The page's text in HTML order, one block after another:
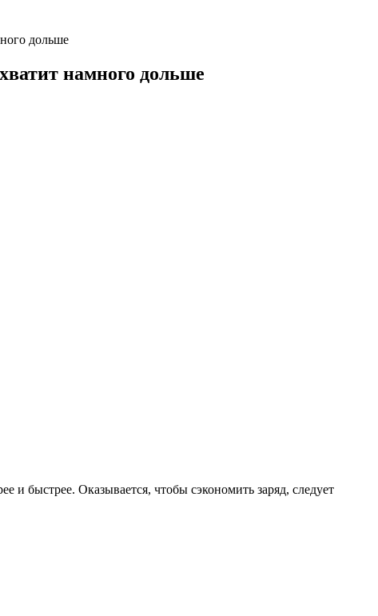
дольше
намного дольше
и быстрее. Оказывается, чтобы сэкономить заряд, следует